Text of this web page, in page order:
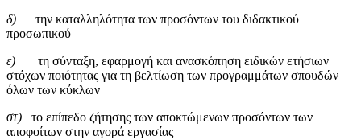
δ) την καταλληλότητα των προσόντων του διδακτικού
προσωπικού
ε) τη σύνταξη, εφαρμογή και ανασκόπηση ειδικών ετήσιων
στόχων ποιότητας για τη βελτίωση των προγραμμάτων σπουδών
όλων των κύκλων
στ) το επίπεδο ζήτησης των αποκτώμενων προσόντων των
αποφοίτων στην αγορά εργασίας